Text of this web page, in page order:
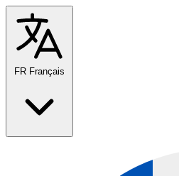
FR Français